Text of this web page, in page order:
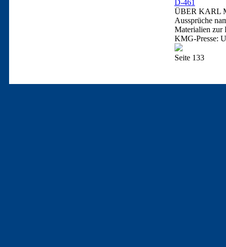
D-461
ÜBER KARL
Aussprüche
Materialien zur
KMG-Presse:
Seite 133